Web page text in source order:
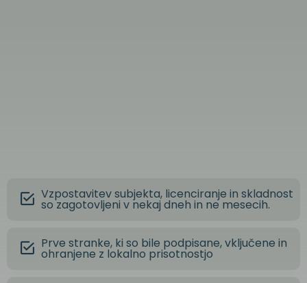
Vzpostavitev subjekta, licenciranje in skladnost
so zagotovljeni v nekaj dneh in ne mesecih.
Prve stranke, ki so bile podpisane, vključene in
ohranjene z lokalno prisotnostjo